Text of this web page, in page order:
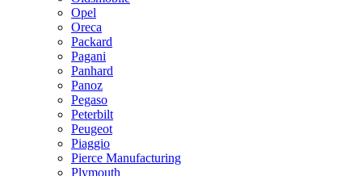
Opel
Oreca
Packard
Pagani
Panhard
Panoz
Pegaso
Peterbilt
Peugeot
Piaggio
Pierce Manufacturing
Plymouth